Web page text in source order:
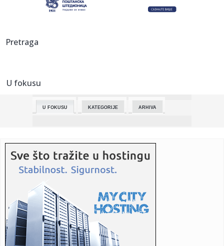
00:15:Senzacija u Madridu! Sabalenku izbacila 32. na svetu
23:55:
23:54:
Alimpijević ponovo bez trofeja - Burg osvojio Evrokup i
23:47:Policajac kažnjen zbog nacističkog slogana: Sud ga šalje u
Au...
23:46:SPREMNI ZA MUNDIJAL: Meksiko objavio prvi spisak, Srbija
čeka ko...
23:30:Brat mi je bio alkoholičar! Rade Lacković se slomio: Srce mi
Pretraga
U fokusu
U FOKUSU KATEGORIJE ARHIVA